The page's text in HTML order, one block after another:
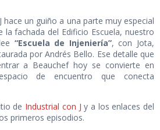
hace un guiño a una parte muy especial
la fachada del Edificio Escuela, nuestro
“Escuela de Injeniería”, con Jota,
por Andrés Bello. Ese detalle que
a Beauchef hoy se convierte en
de encuentro que conecta
de Industrial con J y a los enlaces del
primeros episodios.